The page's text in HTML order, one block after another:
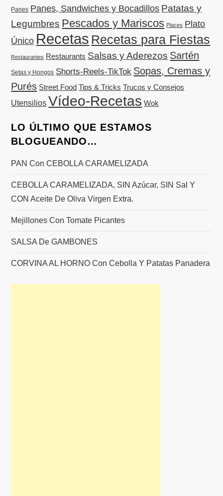
Panes Panes, Sandwiches y Bocadillos Patatas y
Legumbres Pescados y Mariscos Places Plato
Único Recetas Recetas para Fiestas
Restaurantes Restaurants Salsas y Aderezos Sartén
Setas y Hongos Shorts-Reels-TikTok Sopas, Cremas y
Purés Street Food Tips & Tricks Trucos y Consejos
Utensilios Vídeo-Recetas Wok
LO ÚLTIMO QUE ESTAMOS
BLOGUEANDO…
PAN Con CEBOLLA CARAMELIZADA
CEBOLLA CARAMELIZADA, SIN Azúcar, SIN Sal Y
CON Aceite De Oliva Virgen Extra.
Mejillones Con Tomate Picantes
SALSA De GAMBONES
CORVINA AL HORNO Con Cebolla Y Patatas Panadera